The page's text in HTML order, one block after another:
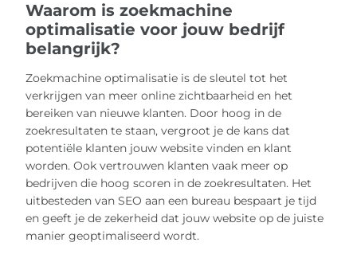
Waarom is zoekmachine
optimalisatie voor jouw bedrijf
belangrijk?
Zoekmachine optimalisatie is de sleutel tot het
verkrijgen van meer online zichtbaarheid en het
bereiken van nieuwe klanten. Door hoog in de
zoekresultaten te staan, vergroot je de kans dat
potentiële klanten jouw website vinden en klant
worden. Ook vertrouwen klanten vaak meer op
bedrijven die hoog scoren in de zoekresultaten. Het
uitbesteden van SEO aan een bureau bespaart je tijd
en geeft je de zekerheid dat jouw website op de juiste
manier geoptimaliseerd wordt.